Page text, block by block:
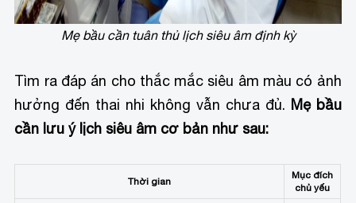
Mẹ bầu cần tuân thủ lịch siêu âm định kỳ
Tìm ra đáp án cho thắc mắc siêu âm màu có ảnh
hưởng đến thai nhi không vẫn chưa đủ. Mẹ bầu
cần lưu ý lịch siêu âm cơ bản như sau:
Thời gian
Mục đích
chủ yếu